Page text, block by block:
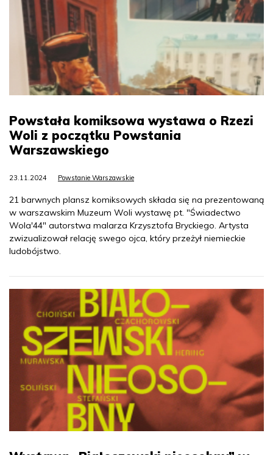
Powstała komiksowa wystawa o Rzezi
Woli z początku Powstania
Warszawskiego
23.11.2024 Powstanie Warszawskie
21 barwnych plansz komiksowych składa się na prezentowaną
w warszawskim Muzeum Woli wystawę pt. "Świadectwo
Wola'44" autorstwa malarza Krzysztofa Bryckiego. Artysta
zwizualizował relację swego ojca, który przeżył niemieckie
ludobójstwo.